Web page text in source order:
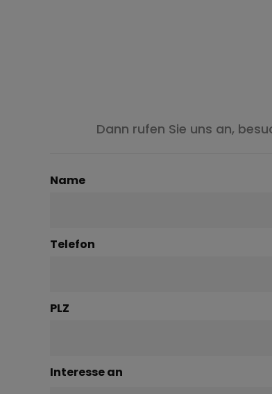
Dann rufen Sie uns an,
Name
Telefon
PLZ
Interesse an